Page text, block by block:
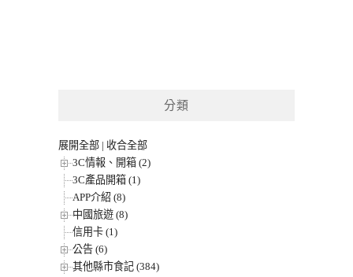
分類
展開全部 | 收合全部
3C情報、開箱 (2)
3C產品開箱 (1)
APP介紹 (8)
中國旅遊 (8)
信用卡 (1)
公告 (6)
其他縣市食記 (384)